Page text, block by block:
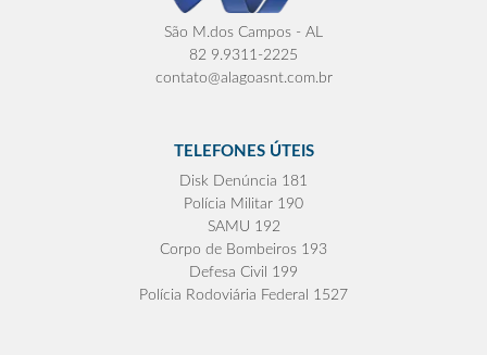
São M.dos Campos - AL
82 9.9311-2225
contato@alagoasnt.com.br
TELEFONES ÚTEIS
Disk Denúncia 181
Polícia Militar 190
SAMU 192
Corpo de Bombeiros 193
Defesa Civil 199
Polícia Rodoviária Federal 1527